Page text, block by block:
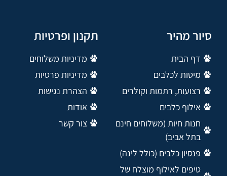
סיור מהיר
דף הבית
מיטות לכלבים
רצועות, רתמות וקולרים
אילוף כלבים
חנות חיות (משלוחים חינם
בתל אביב)
פנסיון כלבים (כולל לינה)
טיפים לאילוף מוצלח של
תקנון ופרטיות
מדיניות משלוחים
מדיניות פרטיות
הצהרת נגישות
אודות
צור קשר